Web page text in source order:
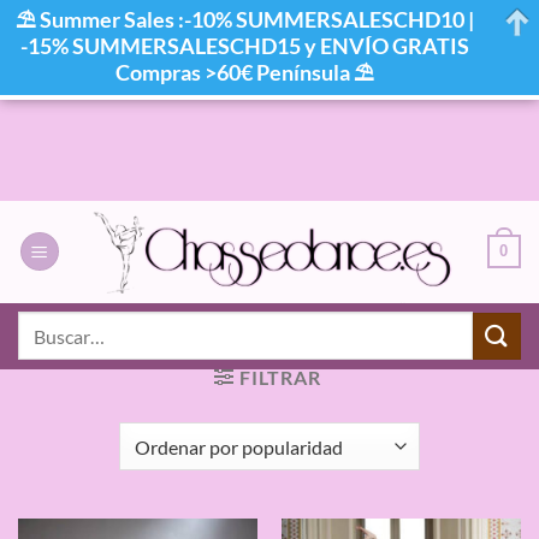
0
INICIO / PRODUCTOS ETIQUETADOS “VESTIDO
FILTRAR
⛱ Summer Sales :-10% SUMMERSALESCHD10 |
-15% SUMMERSALESCHD15 y ENVÍO GRATIS
Compras >60€ Península ⛱